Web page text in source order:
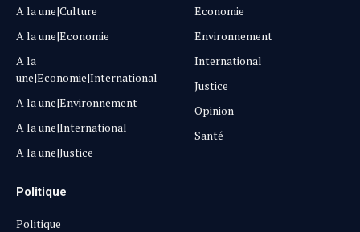
A la une|Culture
A la une|Economie
A la
une|Economie|International
A la une|Environnement
A la une|International
A la une|Justice
Economie
Environnement
International
Justice
Opinion
Santé
Politique
Politique